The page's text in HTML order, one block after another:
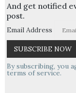
And get notified
post.
Email Address
By subscribing, you
terms of service.